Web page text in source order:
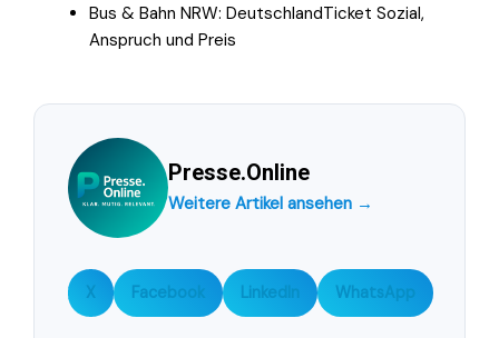
Bus & Bahn NRW: DeutschlandTicket Sozial,
Anspruch und Preis
Presse.Online
Weitere Artikel ansehen →
X Facebook LinkedIn WhatsApp